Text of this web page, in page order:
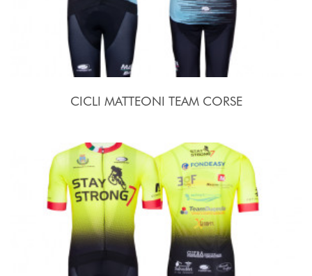
CICLI MATTEONI TEAM CORSE